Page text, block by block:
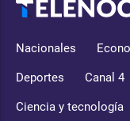
Nacionales
Deportes Canal 4
Ciencia y tecnología